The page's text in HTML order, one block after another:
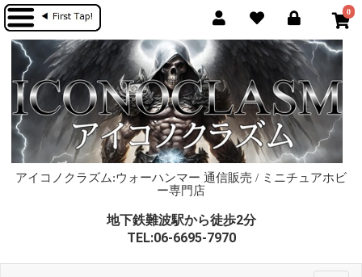
0
アイコノクラズム:ウォーハンマー 通信販売 / ミニチュアホビ
ー専門店
地下鉄難波駅から徒歩2分
TEL:06-6695-7970